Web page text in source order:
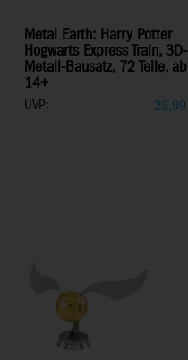
Metal Earth: Harry Potter
Hogwarts Express Train, 3D-
Metall-Bausatz, 72 Teile, ab
14+
UVP: 29,99